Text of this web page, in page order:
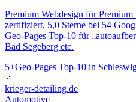
Premium Webdesign für
zertifiziert, 5,0 Sterne bei 54
Geo-Pages Top-10 für
Bad Segeberg etc.
5+Geo-Pages Top-10 in
krieger-detailing.de
Automotive